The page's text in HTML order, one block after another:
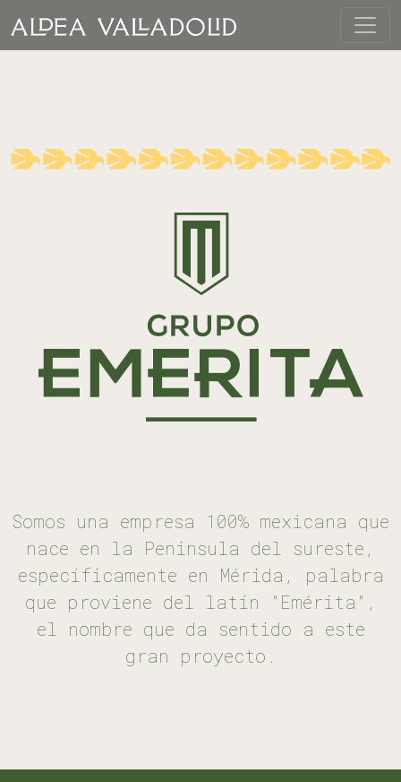
Somos una empresa 100% mexicana que
nace en la Peninsula del sureste,
específicamente en Mérida, palabra
que proviene del latín "Emérita",
el nombre que da sentido a este
gran proyecto.